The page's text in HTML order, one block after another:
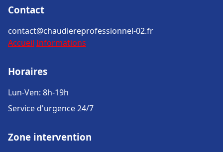
Contact
contact@chaudiereprofessionnel-02.fr
Accueil Informations
Horaires
Lun-Ven: 8h-19h
Service d'urgence 24/7
Zone intervention